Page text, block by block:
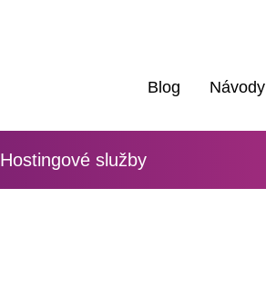
Blog Návody
Hostingové služby